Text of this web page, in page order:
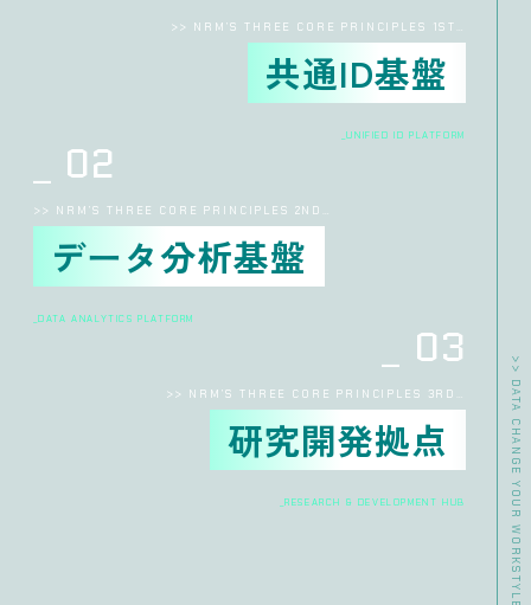
>> NRM’S THREE CORE PRINCIPLES 1ST…
共通ID基盤
_UNIFIED ID PLATFORM
02
>> NRM’S THREE CORE PRINCIPLES 2ND…
データ分析基盤
_DATA ANALYTICS PLATFORM 03
>> NRM’S THREE CORE PRINCIPLES 3RD…
研究開発拠点
_RESEARCH & DEVELOPMENT HUB